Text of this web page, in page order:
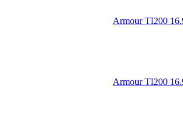
Armour TI200
Armour TI200